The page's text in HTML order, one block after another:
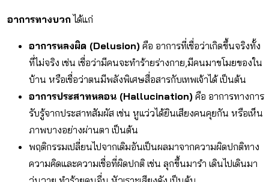
อาการทางบวกได้แก่
อาการหลงผิด (Delusion) คือ อาการที่เชื่อว่าเกิดขึ้นจริงทั้ง
ที่ไม่จริง เช่น เชื่อว่ามีคนจะทำร้ายร่างกาย,มีคนมาขโมยของใน
บ้าน หรือเชื่อว่าตนมีพลังพิเศษสื่อสารกับเทพเจ้าได้ เป็นต้น
อาการประสาทหลอน (Hallucination) คือ อาการทางการ
รับรู้จากประสาทสัมผัส เช่น หูแว่วได้ยินเสียงคนคุยกัน หรือเห็น
ภาพบางอย่างผ่านตา เป็นต้น
พฤติกรรมเปลี่ยนไปจากเดิมอันเป็นผลมาจากความผิดปกติทาง
ความคิดและความเชื่อที่ผิดปกติ เช่น ลุกขึ้นมารำ เดินไปเดินมา